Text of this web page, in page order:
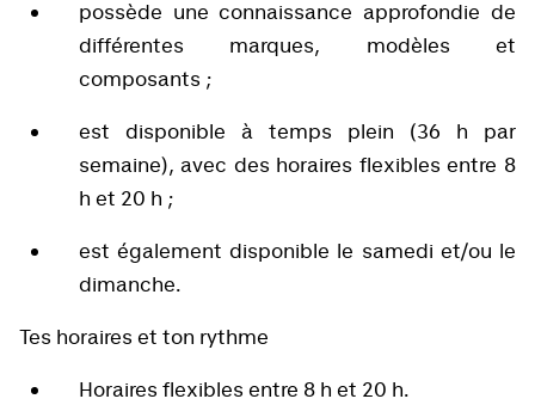
possède une connaissance approfondie de
différentes marques, modèles et
composants ;
est disponible à temps plein (36 h par
semaine), avec des horaires flexibles entre 8
h et 20 h ;
est également disponible le samedi et/ou le
dimanche.
Tes horaires et ton rythme
Horaires flexibles entre 8 h et 20 h.